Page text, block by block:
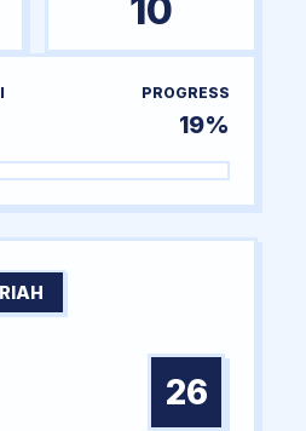
10
PROGRESS
19%
26